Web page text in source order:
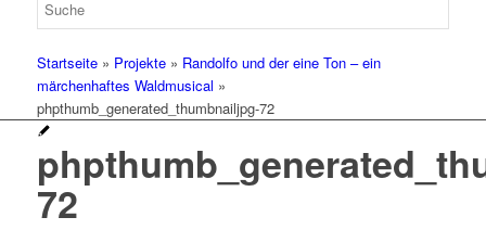
Startseite» Projekte» Randolfo und der eine Ton – ein
märchenhaftes Waldmusical »
phpthumb_generated_thumbnailjpg-72
72